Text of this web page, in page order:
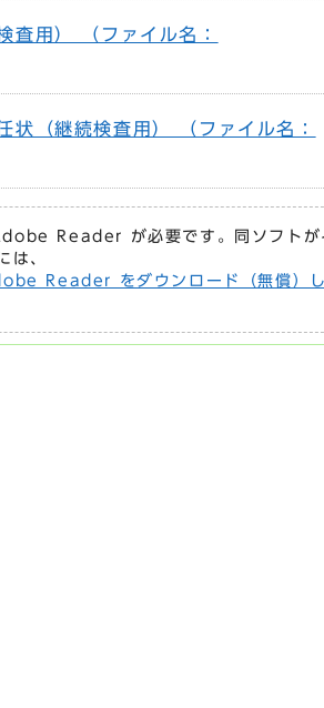
査用） （ファイル名：
状（継続検査用） （ファイル名：
Reader が必要です。同ソフトが
は、
Reader をダウンロード（無償）